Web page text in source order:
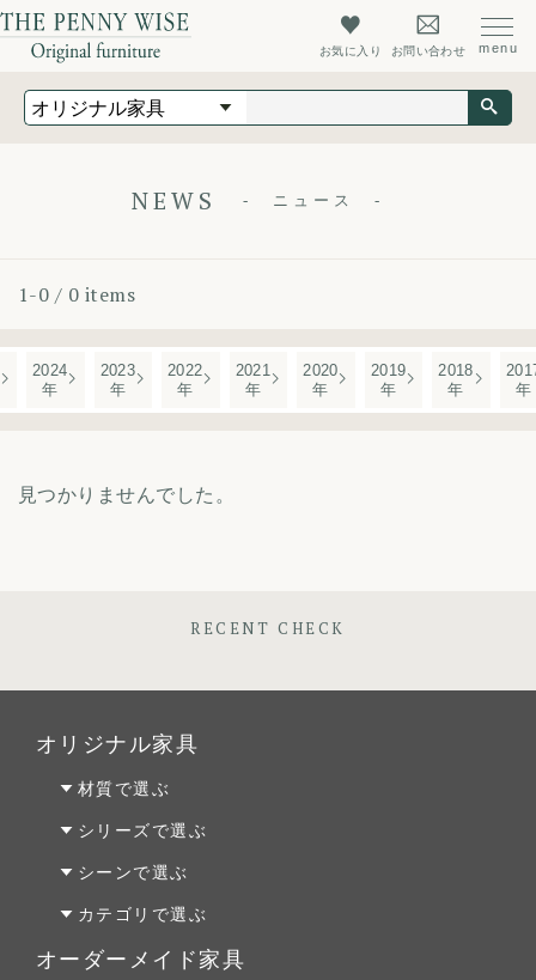
お気に入り お問い合わせ
オリジナル家具
初めての方へ
よくあるご質問
会員登録
NEWS ニュース
1-0 / 0 items
2024
年
2023
年
2022
年
2021
年
2020
年
2019
年
2018
年
年
見つかりませんでした。
RECENT CHECK
オリジナル家具
材質で選ぶ
オーク材
パイン材
チェリー材
シリーズで選ぶ
Penny Wise(ペニーワイズ)
colonalteak(コロニアルチーク)
Lloyd Loom(ロイドルーム)
シーンで選ぶ
リビング
ダイニング
カテゴリで選ぶ
テーブルALL
オーダーメイド家具